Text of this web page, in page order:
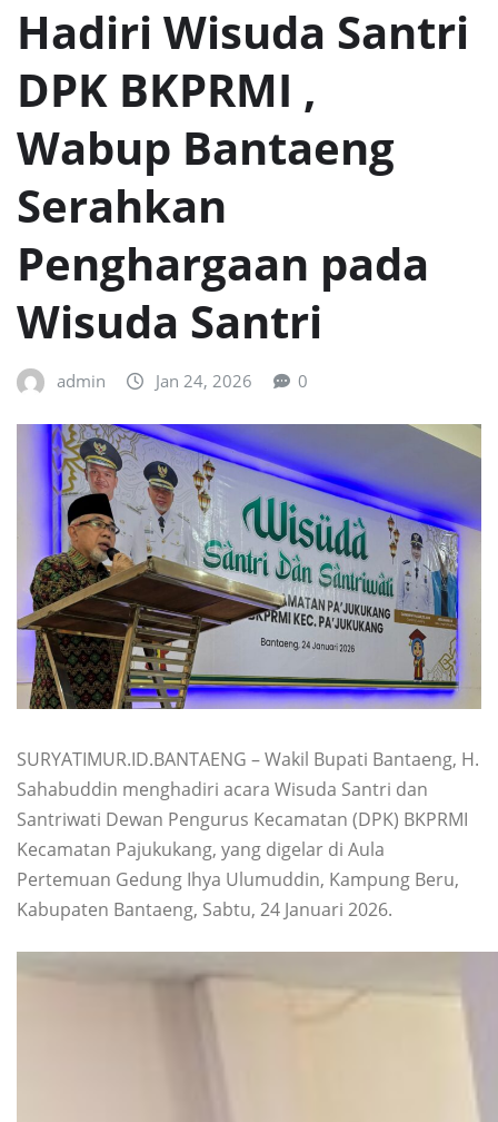
Hadiri Wisuda Santri
DPK BKPRMI ,
Wabup Bantaeng
Serahkan
Penghargaan pada
Wisuda Santri
admin Jan 24, 2026 0
SURYATIMUR.ID.BANTAENG – Wakil Bupati Bantaeng, H.
Sahabuddin menghadiri acara Wisuda Santri dan
Santriwati Dewan Pengurus Kecamatan (DPK) BKPRMI
Kecamatan Pajukukang, yang digelar di Aula
Pertemuan Gedung Ihya Ulumuddin, Kampung Beru,
Kabupaten Bantaeng, Sabtu, 24 Januari 2026.